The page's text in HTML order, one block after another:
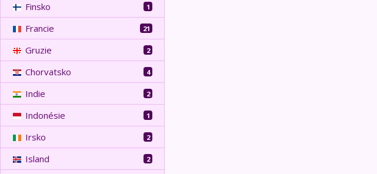
Finsko 1
Francie 21
Gruzie 2
Chorvatsko 4
Indie 2
Indonésie 1
Irsko 2
Island 2